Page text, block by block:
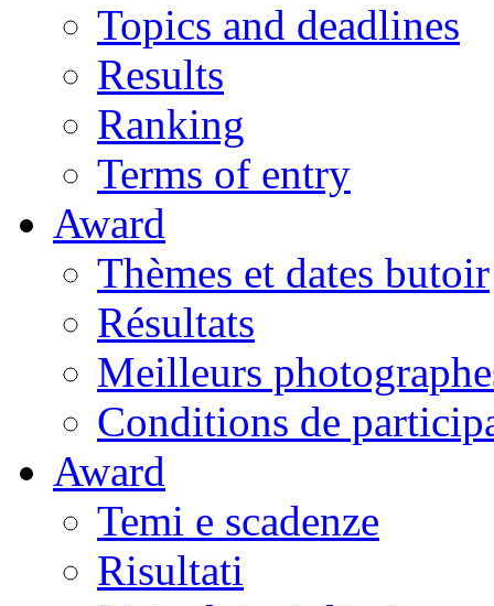
Topics and deadlines
Results
Ranking
Terms of entry
Award
Thèmes et dates butoir
Résultats
Meilleurs
Conditions de
Award
Temi e scadenze
Risultati